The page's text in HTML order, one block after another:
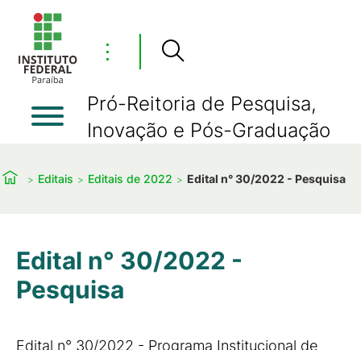
⋮
Pró-Reitoria de Pesquisa,
Inovação e Pós-Graduação
Editais Editais de 2022 Edital n° 30/2022 - Pesquisa
Edital n° 30/2022 -
Pesquisa
Edital n° 30/2022 - Programa Institucional de